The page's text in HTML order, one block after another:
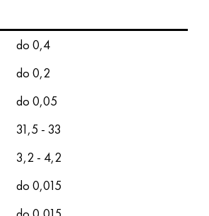
do 0,4
do 0,2
do 0,05
31,5 - 33
3,2 - 4,2
do 0,015